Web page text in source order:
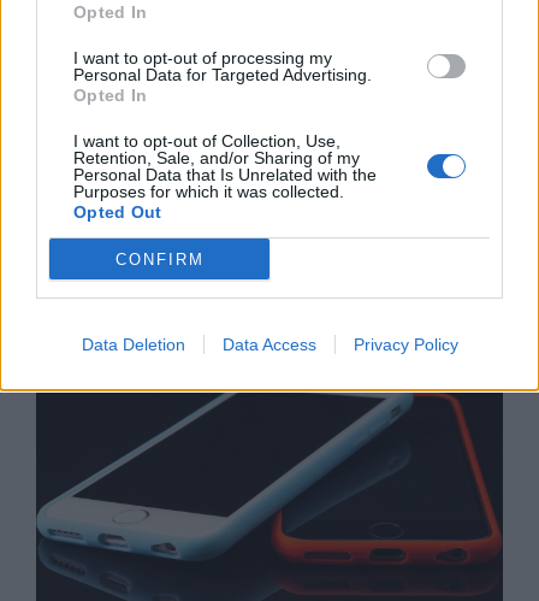
Opted In
I want to opt-out of processing my
Personal Data for Targeted Advertising.
Opted In
I want to opt-out of Collection, Use,
Retention, Sale, and/or Sharing of my
Personal Data that Is Unrelated with the
Purposes for which it was collected.
Opted Out
CONFIRM
Data Deletion Data Access Privacy Policy
Хакери удариха бизнес-база данни в
Лихтенщайн